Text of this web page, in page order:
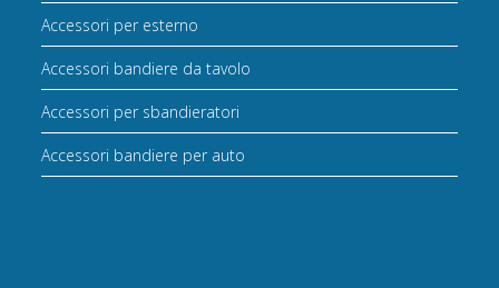
Accessori per esterno
Accessori bandiere da tavolo
Accessori per sbandieratori
Accessori bandiere per auto